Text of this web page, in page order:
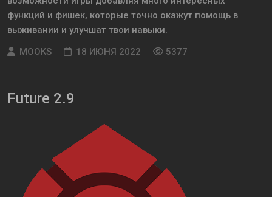
функций и фишек, которые точно окажут помощь в
выживании и улучшат твои навыки.
MOOKS
18 ИЮНЯ 2022 5377
Future 2.9